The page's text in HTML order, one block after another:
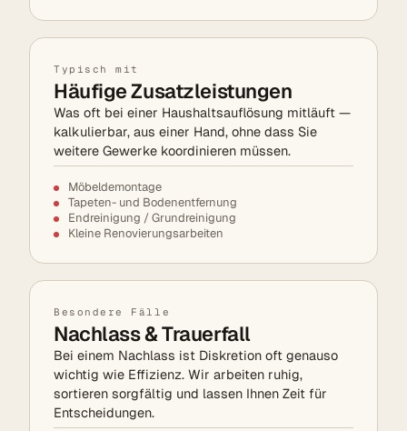
Typisch mit
Häufige Zusatzleistungen
Was oft bei einer Haushaltsauflösung mitläuft —
kalkulierbar, aus einer Hand, ohne dass Sie
weitere Gewerke koordinieren müssen.
Möbel­demontage
Tapeten- und Bodenentfernung
Endreinigung / Grundreinigung
Kleine Renovierungs­arbeiten
Besondere Fälle
Nachlass & Trauerfall
Bei einem Nachlass ist Diskretion oft genauso
wichtig wie Effizienz. Wir arbeiten ruhig,
sortieren sorgfältig und lassen Ihnen Zeit für
Entscheidungen.